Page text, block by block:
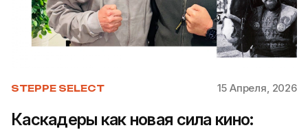
STEPPE SELECT 15 Апреля, 2026
Каскадеры как новая сила кино: